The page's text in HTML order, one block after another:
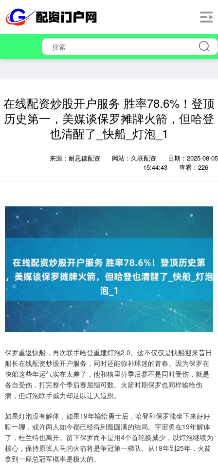
在线配资炒股开户服务 胜率78.6%！登顶
历史第一，美媒谈保罗摊牌火箭，但哈登
也清醒了_快船_灯泡_1
来源：耐思徳配资 网站：久联配资
日期：2025-08-05
15:44:43
查看：226
保罗重返快船，再次联手哈登重建灯泡2.0。这不仅仅是快船迎来昔日
船长在线配资炒股开户服务，同时还能弥补球迷的青春。因为保罗在
快船这些年运气实在太差了，他和格里芬季后赛不是同时受伤，就是
各自受伤，打完整个季后赛屈指可数。火箭时期保罗也同样输给伤
病，但灯泡联手威力却足以让人遐想。
如果灯泡没有解体，如果19年输给勇士后，哈登和保罗能坐下来好好
聊一聊，或许两人如今都已经得到最圆满的结局。宇宙勇在19年解体
了，杜兰特也离开。留下保罗而不是用4个首轮换威少，以灯泡继续为
核心，保持原班人马的火箭将是争冠第一梯队。从19年到25年，火箭
拿到一座总冠军概率是极大的。